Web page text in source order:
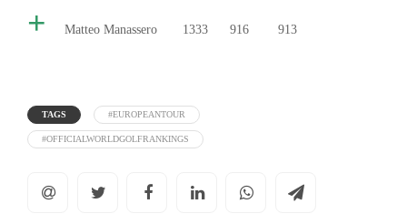
+ Matteo Manassero 1333 916 913
TAGS #EUROPEANTOUR
#OFFICIALWORLDGOLFRANKINGS